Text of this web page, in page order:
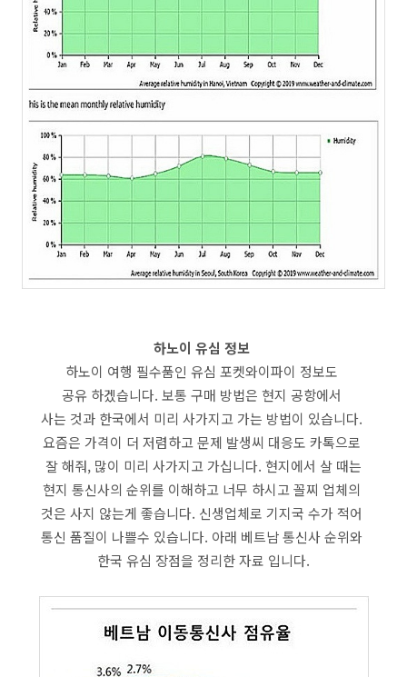
하노이 유심 정보
하노이 여행 필수품인 유심 포켓와이파이 정보도
공유 하겠습니다. 보통 구매 방법은 현지 공항에서
사는 것과 한국에서 미리 사가지고 가는 방법이 있습니다.
요즘은 가격이 더 저렴하고 문제 발생씨 대응도 카톡으로
잘 해줘, 많이 미리 사가지고 가십니다. 현지에서 살 때는
현지 통신사의 순위를 이해하고 너무 하시고 꼴찌 업체의
것은 사지 않는게 좋습니다. 신생업체로 기지국 수가 적어
통신 품질이 나쁠수 있습니다. 아래 베트남 통신사 순위와
한국 유심 장점을 정리한 자료 입니다.